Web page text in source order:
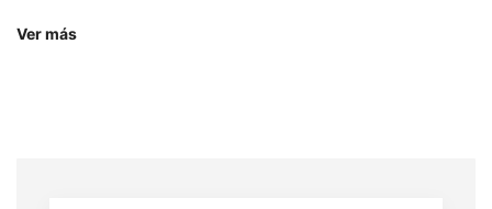
Ver más